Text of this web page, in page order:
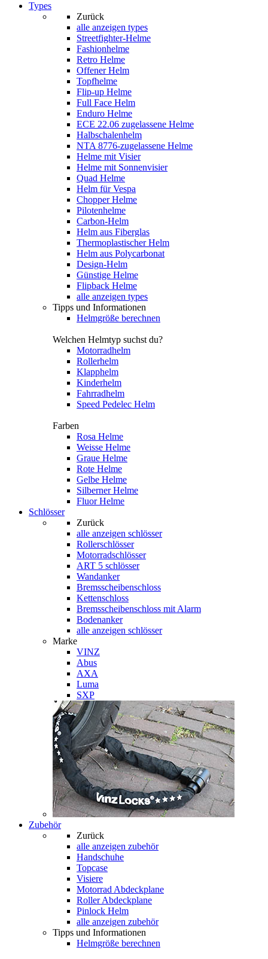
Types
Zurück
alle anzeigen types
Streetfighter-Helme
Fashionhelme
Retro Helme
Offener Helm
Topfhelme
Flip-up Helme
Full Face Helm
Enduro Helme
ECE 22.06 zugelassene Helme
Halbschalenhelm
NTA 8776-zugelassene Helme
Helme mit Visier
Helme mit Sonnenvisier
Quad Helme
Helm für Vespa
Chopper Helme
Pilotenhelme
Carbon-Helm
Helm aus Fiberglas
Thermoplastischer Helm
Helm aus Polycarbonat
Design-Helm
Günstige Helme
Flipback Helme
alle anzeigen types
Tipps und Informationen
Helmgröße berechnen
Welchen Helmtyp suchst du?
Motorradhelm
Rollerhelm
Klapphelm
Kinderhelm
Fahrradhelm
Speed Pedelec Helm
Farben
Rosa Helme
Weisse Helme
Graue Helme
Rote Helme
Gelbe Helme
Silberner Helme
Fluor Helme
Schlösser
Zurück
alle anzeigen schlösser
Rollerschlösser
Motorradschlösser
ART 5 schlösser
Wandanker
Bremsscheibenschloss
Kettenschloss
Bremsscheibenschloss mit Alarm
Bodenanker
alle anzeigen schlösser
Marke
VINZ
Abus
AXA
Luma
SXP
Zubehör
Zurück
alle anzeigen zubehör
Handschuhe
Topcase
Visiere
Motorrad Abdeckplane
Roller Abdeckplane
Pinlock Helm
alle anzeigen zubehör
Tipps und Informationen
Helmgröße berechnen